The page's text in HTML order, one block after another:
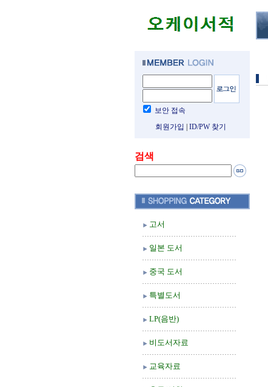
보안 접속
회원가입
ID/PW 찾기
검색
고서
일본 도서
중국 도서
특별도서
LP(음반)
비도서자료
교육자료